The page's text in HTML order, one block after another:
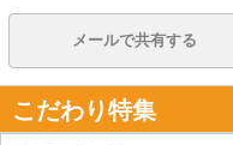
メールで共有する
こだわり特集